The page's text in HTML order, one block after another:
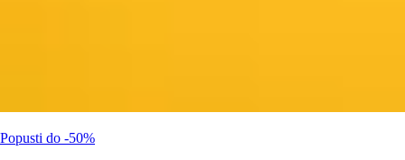
Popusti do -50%